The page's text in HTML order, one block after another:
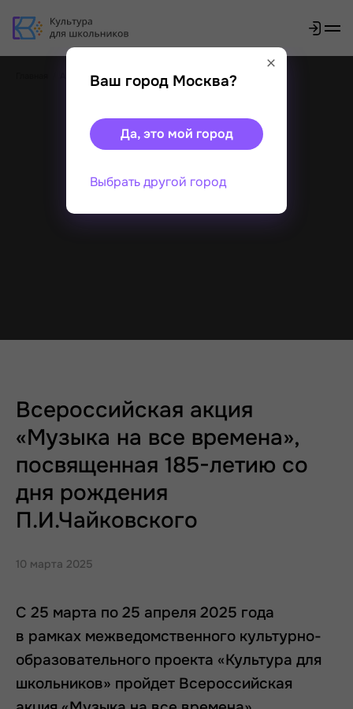
Всероссийская акция
«Музыка на все времена»,
посвященная 185-летию со
дня рождения
П.И.Чайковского
10 марта 2025
С 25 марта по 25 апреля 2025 года
в рамках межведомственного культурно-
образовательного проекта «Культура для
школьников» пройдет Всероссийская
Ваш город Москва?
Да, это мой город
Выбрать другой город